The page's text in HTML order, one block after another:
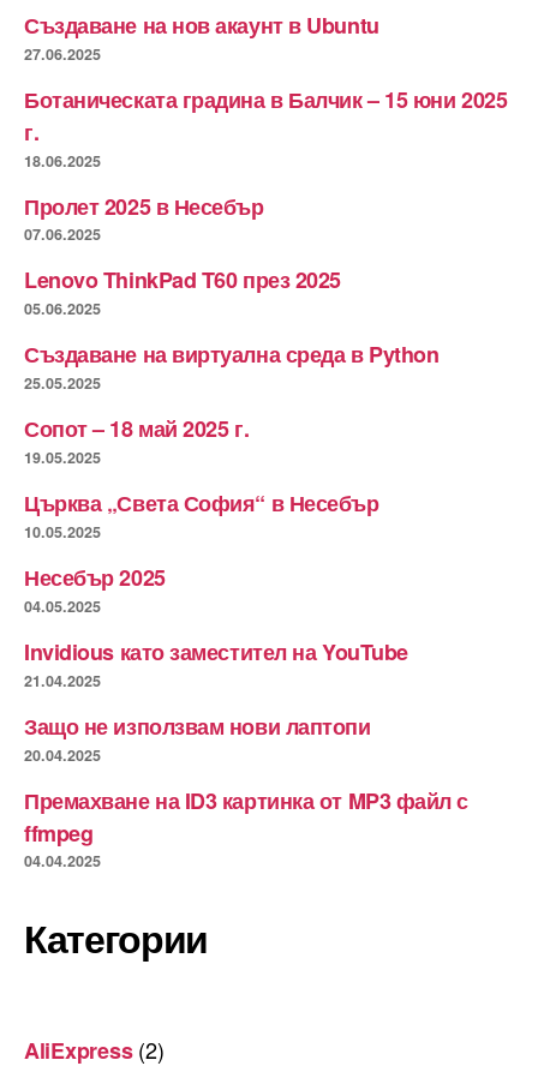
Създаване на нов акаунт в Ubuntu
27.06.2025
Ботаническата градина в Балчик – 15 юни 2025
г.
18.06.2025
Пролет 2025 в Несебър
07.06.2025
Lenovo ThinkPad T60 през 2025
05.06.2025
Създаване на виртуална среда в Python
25.05.2025
Сопот – 18 май 2025 г.
19.05.2025
Църква „Света София“ в Несебър
10.05.2025
Несебър 2025
04.05.2025
Invidious като заместител на YouTube
21.04.2025
Защо не използвам нови лаптопи
20.04.2025
Премахване на ID3 картинка от MP3 файл с
ffmpeg
04.04.2025
Категории
AliExpress(2)